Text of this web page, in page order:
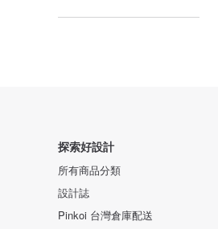
探索好設計
所有商品分類
設計誌
Pinkoi 台灣倉庫配送